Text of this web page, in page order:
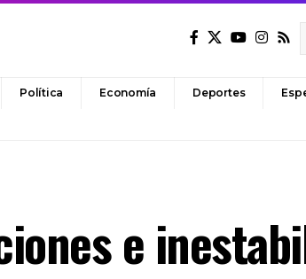
Política Economía Deportes
e